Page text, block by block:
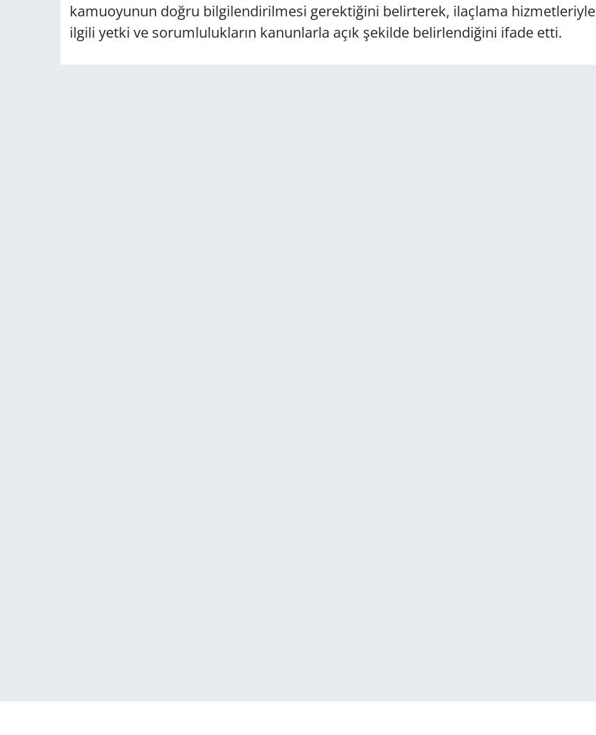
kamuoyunun doğru bilgilendirilmesi gerektiğini belirterek, ilaçlama hizmetleriyle
ilgili yetki ve sorumlulukların kanunlarla açık şekilde belirlendiğini ifade etti.